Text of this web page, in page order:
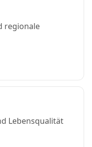
regionale
Lebensqualität